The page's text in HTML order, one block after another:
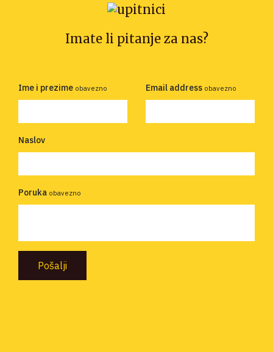
Imate li pitanje za nas?
Ime i prezime obavezno Email address obavezno
Naslov
Poruka obavezno
Pošalji